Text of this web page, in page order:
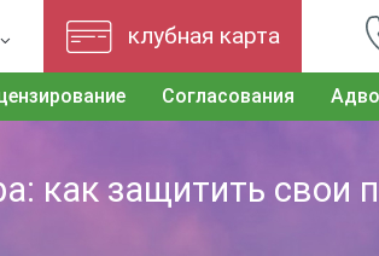
клубная карта
Согласования
как защитить свои